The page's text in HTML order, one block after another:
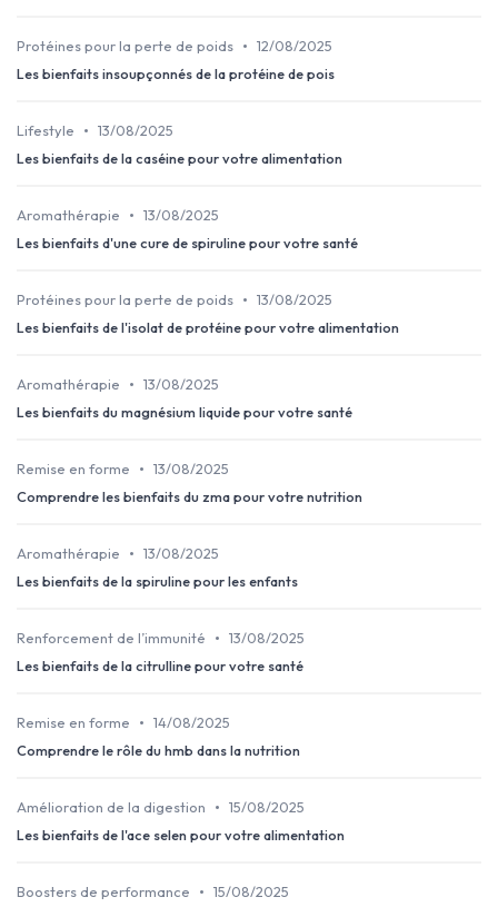
Protéines pour la perte de poids • 12/08/2025
Les bienfaits insoupçonnés de la protéine de pois
Lifestyle • 13/08/2025
Les bienfaits de la caséine pour votre alimentation
Aromathérapie • 13/08/2025
Les bienfaits d'une cure de spiruline pour votre santé
Protéines pour la perte de poids • 13/08/2025
Les bienfaits de l'isolat de protéine pour votre alimentation
Aromathérapie • 13/08/2025
Les bienfaits du magnésium liquide pour votre santé
Remise en forme • 13/08/2025
Comprendre les bienfaits du zma pour votre nutrition
Aromathérapie • 13/08/2025
Les bienfaits de la spiruline pour les enfants
Renforcement de l’immunité • 13/08/2025
Les bienfaits de la citrulline pour votre santé
Remise en forme • 14/08/2025
Comprendre le rôle du hmb dans la nutrition
Amélioration de la digestion • 15/08/2025
Les bienfaits de l'ace selen pour votre alimentation
Boosters de performance • 15/08/2025